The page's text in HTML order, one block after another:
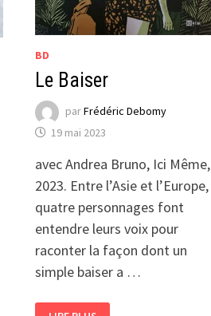
BD
Le Baiser
parFrédéric Debomy
19 mai 2023
avec Andrea Bruno, Ici Même,
2023. Entre l’Asie et l’Europe,
quatre personnages font
entendre leurs voix pour
raconter la façon dont un
simple baiser a …